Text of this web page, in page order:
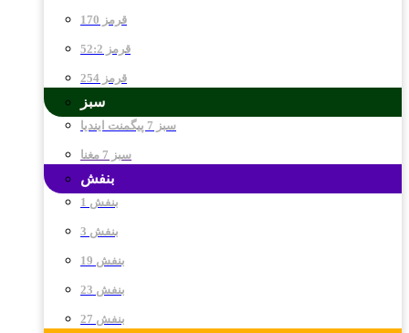
قرمز 170
قرمز 52:2
قرمز 254
سبز
سبز 7 پیگمنت ایندیا
سبز 7 مغنا
بنفش
بنفش 1
بنفش 3
بنفش 19
بنفش 23
بنفش 27